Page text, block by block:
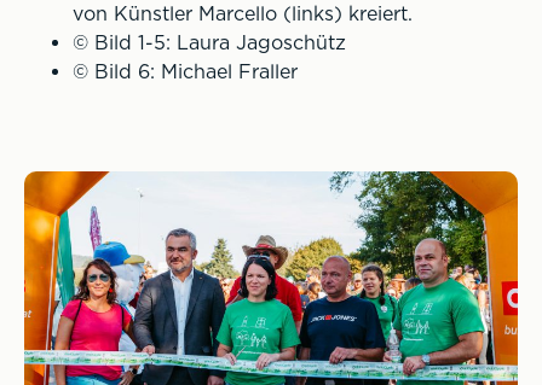
von Künstler Marcello (links) kreiert.
© Bild 1-5: Laura Jagoschütz
© Bild 6: Michael Fraller